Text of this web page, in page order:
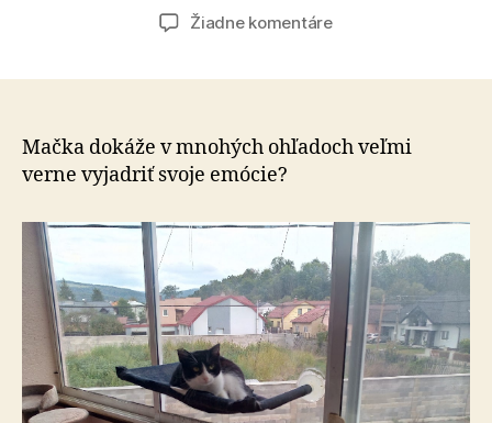
Žiadne komentárena
Mačka dokáže v mnohých ohľadoch veľmi
verne vyjadriť svoje emócie?